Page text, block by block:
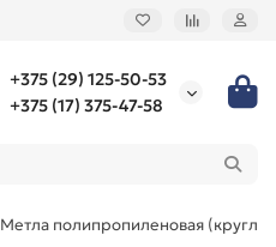
+375 (29) 125-50-53
+375 (17) 375-47-58
Метла полипропиленовая